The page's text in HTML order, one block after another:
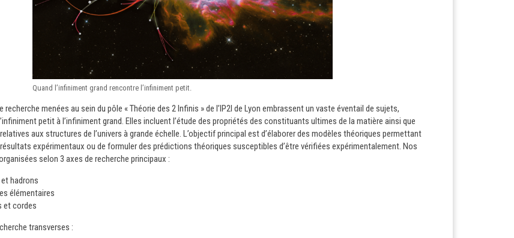
Quand l’infiniment grand rencontre l’infiniment petit.
recherche menées au sein du pôle « Théorie des 2 Infinis » de l’IP2I de Lyon embrassent un vaste éventail de sujets,
petit à l’infiniment grand. Elles incluent l’étude des propriétés des constituants ultimes de la matière ainsi que
aux structures de l’univers à grande échelle. L’objectif principal est d’élaborer des modèles théoriques permettant
résultats expérimentaux ou de formuler des prédictions théoriques susceptibles d’être vérifiées expérimentalement. Nos
selon 3 axes de recherche principaux :
hadrons
élémentaires
et cordes
transverses :